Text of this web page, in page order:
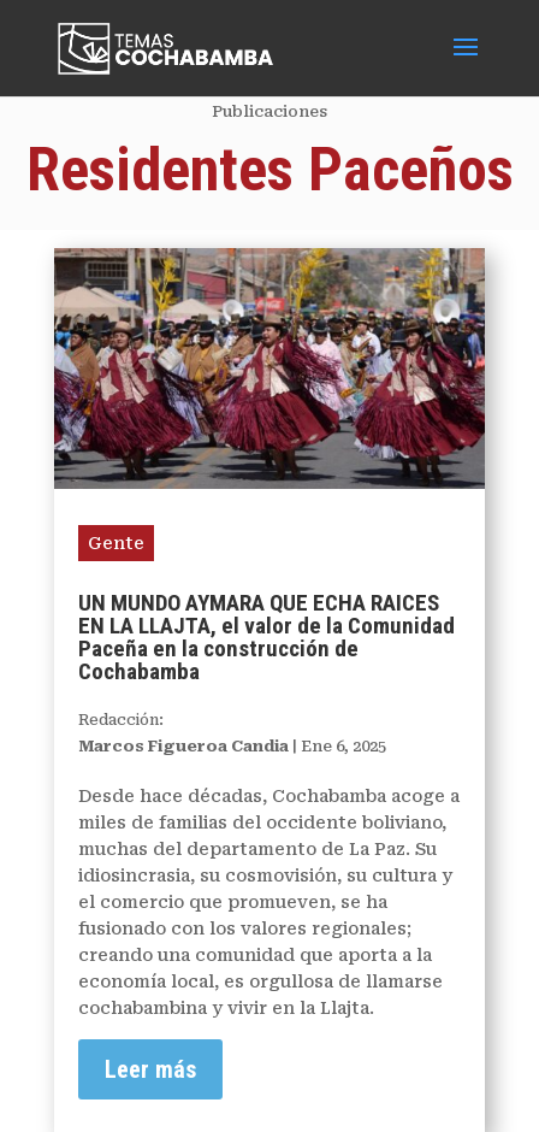
Publicaciones
Residentes Paceños
Gente
UN MUNDO AYMARA QUE ECHA RAICES
EN LA LLAJTA, el valor de la Comunidad
Paceña en la construcción de
Cochabamba
Redacción:
Marcos Figueroa Candia| Ene 6, 2025
Desde hace décadas, Cochabamba acoge a
miles de familias del occidente boliviano,
muchas del departamento de La Paz. Su
idiosincrasia, su cosmovisión, su cultura y
el comercio que promueven, se ha
fusionado con los valores regionales;
creando una comunidad que aporta a la
economía local, es orgullosa de llamarse
cochabambina y vivir en la Llajta.
Leer más